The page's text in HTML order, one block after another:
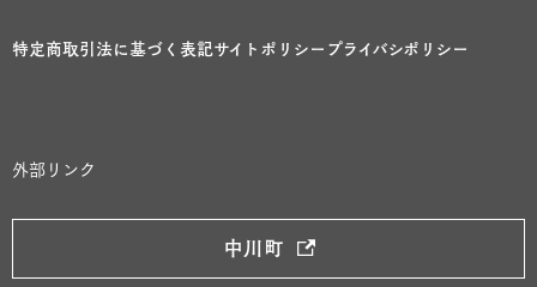
特定商取引法に基づく表記サイトポリシー プライバシポリシー
外部リンク
中川町